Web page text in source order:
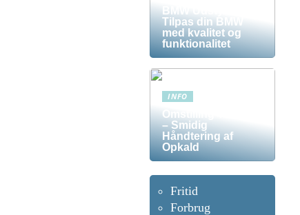
BMW Udstyr –
Tilpas din BMW
med kvalitet og
funktionalitet
INFO
Omstilling Telefon
– Smidig
Håndtering af
Opkald
Fritid
Forbrug